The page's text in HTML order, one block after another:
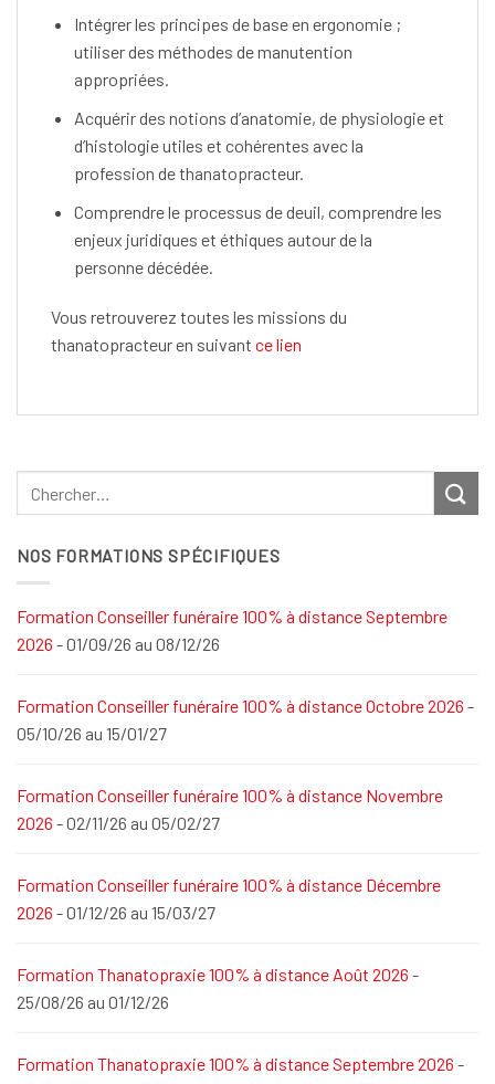
Intégrer les principes de base en ergonomie ;
utiliser des méthodes de manutention
appropriées.
Acquérir des notions d’anatomie, de physiologie et
d’histologie utiles et cohérentes avec la
profession de thanatopracteur.
Comprendre le processus de deuil, comprendre les
enjeux juridiques et éthiques autour de la
personne décédée.
Vous retrouverez toutes les missions du
thanatopracteur en suivant ce lien
NOS FORMATIONS SPÉCIFIQUES
Formation Conseiller funéraire 100% à distance Septembre
2026 - 01/09/26 au 08/12/26
Formation Conseiller funéraire 100% à distance Octobre 2026 -
05/10/26 au 15/01/27
Formation Conseiller funéraire 100% à distance Novembre
2026 - 02/11/26 au 05/02/27
Formation Conseiller funéraire 100% à distance Décembre
2026 - 01/12/26 au 15/03/27
Formation Thanatopraxie 100% à distance Août 2026 -
25/08/26 au 01/12/26
Formation Thanatopraxie 100% à distance Septembre 2026 -